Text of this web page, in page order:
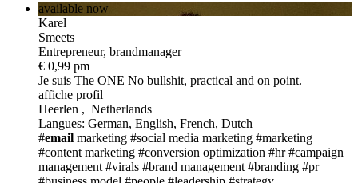
available now
Karel
Smeets
Entrepreneur, brandmanager
€ 0,99 pm
Je suis The ONE No bullshit, practical and on point.
affiche profil
Heerlen , Netherlands
Langues: German, English, French, Dutch
#email marketing #social media marketing #marketing
#content marketing #conversion optimization #hr #campaign
management #virals #brand management #branding #pr